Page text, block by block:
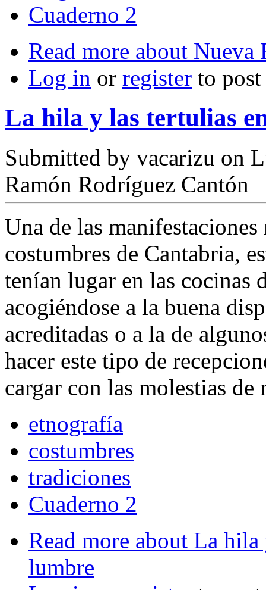
Cuaderno 2
Read more about Nueva
Log in or register to
La hila y las tertulias
Submitted by vacarizu on
Ramón Rodríguez Cantón
Una de las manifestaciones
costumbres de Cantabria,
tenían lugar en las cocinas
acogiéndose a la buena
acreditadas o a la de
hacer este tipo de
cargar con las molestias de
etnografía
costumbres
tradiciones
Cuaderno 2
Read more about La hila
lumbre